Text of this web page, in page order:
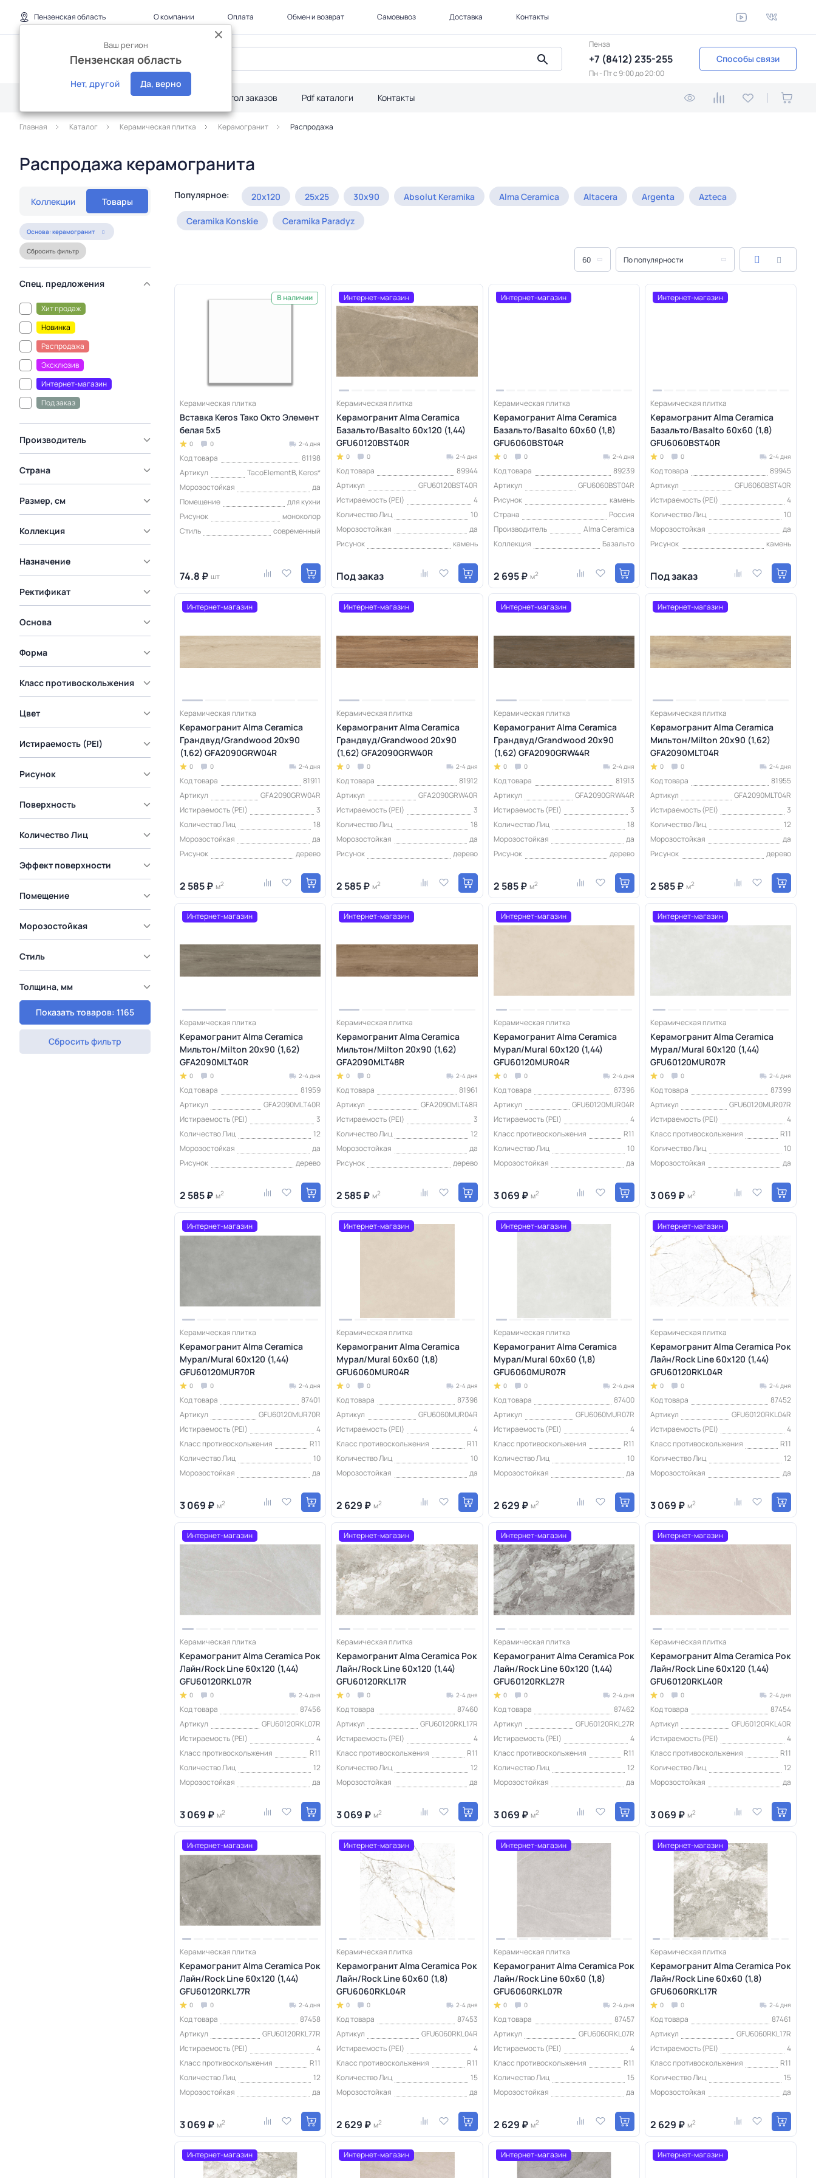
Пензенская область
Ваш регион
Пензенская область
Нет, другой Да, верно
О компании Оплата Обмен и возврат Самовывоз Доставка Контакты
Пенза
+7 (8412) 235-255
Пн - Пт c 9:00 до 20:00
Способы связи
Дилерам Акции Стол заказов Pdf каталоги Контакты
Главная Каталог Керамическая плитка Керамогранит Распродажа
Распродажа керамогранита
Коллекции Товары
Основа: керамогранит
Сбросить фильтр
Спец. предложения
Хит продаж
Новинка
Распродажа
Эксклюзив
Интернет-магазин
Под заказ
Производитель
Страна
Размер, см
Коллекция
Назначение
Ректификат
Основа
Форма
Класс противоскольжения
Цвет
Истираемость (PEI)
Рисунок
Поверхность
Количество Лиц
Эффект поверхности
Помещение
Морозостойкая
Стиль
Толщина, мм
Показать товаров: 1165
Сбросить фильтр
Популярное: 20x120 25x25 30x90 Absolut Keramika Alma Ceramica Altacera Argenta Azteca
Ceramika Konskie Ceramika Paradyz
60 По популярности
В наличии
Керамическая плитка
Вставка Keros Тако Окто Элемент
белая 5x5
0 0 2-4 дня
Код товара
81198
Артикул
TacoElementB, Keros*
Морозостойкая
да
Помещение
для кухни
Рисунок
моноколор
Стиль
современный
74.8 ₽ шт
Интернет-магазин
Керамическая плитка
Керамогранит Alma Ceramica
Базальто/Basalto 60х120 (1,44)
GFU60120BST40R
0 0 2-4 дня
Код товара
89944
Артикул
GFU60120BST40R
Истираемость (PEI)
4
Количество Лиц
10
Морозостойкая
да
Рисунок
камень
Под заказ
Интернет-магазин
Керамическая плитка
Керамогранит Alma Ceramica
Базальто/Basalto 60х60 (1,8)
GFU6060BST04R
0 0 2-4 дня
Код товара
89239
Артикул
GFU6060BST04R
Рисунок
камень
Страна
Россия
Производитель
Alma Ceramica
Коллекция
Базальто
2 695 ₽ м2
Интернет-магазин
Керамическая плитка
Керамогранит Alma Ceramica
Базальто/Basalto 60х60 (1,8)
GFU6060BST40R
0 0 2-4 дня
Код товара
89945
Артикул
GFU6060BST40R
Истираемость (PEI)
4
Количество Лиц
10
Морозостойкая
да
Рисунок
камень
Под заказ
Интернет-магазин
Керамическая плитка
Керамогранит Alma Ceramica
Грандвуд/Grandwood 20х90
(1,62) GFA2090GRW04R
0 0 2-4 дня
Код товара
81911
Артикул
GFA2090GRW04R
Истираемость (PEI)
3
Количество Лиц
18
Морозостойкая
да
Рисунок
дерево
2 585 ₽ м2
Интернет-магазин
Керамическая плитка
Керамогранит Alma Ceramica
Грандвуд/Grandwood 20х90
(1,62) GFA2090GRW40R
0 0 2-4 дня
Код товара
81912
Артикул
GFA2090GRW40R
Истираемость (PEI)
3
Количество Лиц
18
Морозостойкая
да
Рисунок
дерево
2 585 ₽ м2
Интернет-магазин
Керамическая плитка
Керамогранит Alma Ceramica
Грандвуд/Grandwood 20х90
(1,62) GFA2090GRW44R
0 0 2-4 дня
Код товара
81913
Артикул
GFA2090GRW44R
Истираемость (PEI)
3
Количество Лиц
18
Морозостойкая
да
Рисунок
дерево
2 585 ₽ м2
Интернет-магазин
Керамическая плитка
Керамогранит Alma Ceramica
Мильтон/Milton 20х90 (1,62)
GFA2090MLT04R
0 0 2-4 дня
Код товара
81955
Артикул
GFA2090MLT04R
Истираемость (PEI)
3
Количество Лиц
12
Морозостойкая
да
Рисунок
дерево
2 585 ₽ м2
Интернет-магазин
Керамическая плитка
Керамогранит Alma Ceramica
Мильтон/Milton 20х90 (1,62)
GFA2090MLT40R
0 0 2-4 дня
Код товара
81959
Артикул
GFA2090MLT40R
Истираемость (PEI)
3
Количество Лиц
12
Морозостойкая
да
Рисунок
дерево
2 585 ₽ м2
Интернет-магазин
Керамическая плитка
Керамогранит Alma Ceramica
Мильтон/Milton 20х90 (1,62)
GFA2090MLT48R
0 0 2-4 дня
Код товара
81961
Артикул
GFA2090MLT48R
Истираемость (PEI)
3
Количество Лиц
12
Морозостойкая
да
Рисунок
дерево
2 585 ₽ м2
Интернет-магазин
Керамическая плитка
Керамогранит Alma Ceramica
Мурал/Mural 60х120 (1,44)
GFU60120MUR04R
0 0 2-4 дня
Код товара
87396
Артикул
GFU60120MUR04R
Истираемость (PEI)
4
Класс противоскольжения
R11
Количество Лиц
10
Морозостойкая
да
3 069 ₽ м2
Интернет-магазин
Керамическая плитка
Керамогранит Alma Ceramica
Мурал/Mural 60х120 (1,44)
GFU60120MUR07R
0 0 2-4 дня
Код товара
87399
Артикул
GFU60120MUR07R
Истираемость (PEI)
4
Класс противоскольжения
R11
Количество Лиц
10
Морозостойкая
да
3 069 ₽ м2
Интернет-магазин
Керамическая плитка
Керамогранит Alma Ceramica
Мурал/Mural 60х120 (1,44)
GFU60120MUR70R
0 0 2-4 дня
Код товара
87401
Артикул
GFU60120MUR70R
Истираемость (PEI)
4
Класс противоскольжения
R11
Количество Лиц
10
Морозостойкая
да
3 069 ₽ м2
Интернет-магазин
Керамическая плитка
Керамогранит Alma Ceramica
Мурал/Mural 60х60 (1,8)
GFU6060MUR04R
0 0 2-4 дня
Код товара
87398
Артикул
GFU6060MUR04R
Истираемость (PEI)
4
Класс противоскольжения
R11
Количество Лиц
10
Морозостойкая
да
2 629 ₽ м2
Интернет-магазин
Керамическая плитка
Керамогранит Alma Ceramica
Мурал/Mural 60х60 (1,8)
GFU6060MUR07R
0 0 2-4 дня
Код товара
87400
Артикул
GFU6060MUR07R
Истираемость (PEI)
4
Класс противоскольжения
R11
Количество Лиц
10
Морозостойкая
да
2 629 ₽ м2
Интернет-магазин
Керамическая плитка
Керамогранит Alma Ceramica Рок
Лайн/Rock Line 60х120 (1,44)
GFU60120RKL04R
0 0 2-4 дня
Код товара
87452
Артикул
GFU60120RKL04R
Истираемость (PEI)
4
Класс противоскольжения
R11
Количество Лиц
12
Морозостойкая
да
3 069 ₽ м2
Интернет-магазин
Керамическая плитка
Керамогранит Alma Ceramica Рок
Лайн/Rock Line 60х120 (1,44)
GFU60120RKL07R
0 0 2-4 дня
Код товара
87456
Артикул
GFU60120RKL07R
Истираемость (PEI)
4
Класс противоскольжения
R11
Количество Лиц
12
Морозостойкая
да
3 069 ₽ м2
Интернет-магазин
Керамическая плитка
Керамогранит Alma Ceramica Рок
Лайн/Rock Line 60х120 (1,44)
GFU60120RKL17R
0 0 2-4 дня
Код товара
87460
Артикул
GFU60120RKL17R
Истираемость (PEI)
4
Класс противоскольжения
R11
Количество Лиц
12
Морозостойкая
да
3 069 ₽ м2
Интернет-магазин
Керамическая плитка
Керамогранит Alma Ceramica Рок
Лайн/Rock Line 60х120 (1,44)
GFU60120RKL27R
0 0 2-4 дня
Код товара
87462
Артикул
GFU60120RKL27R
Истираемость (PEI)
4
Класс противоскольжения
R11
Количество Лиц
12
Морозостойкая
да
3 069 ₽ м2
Интернет-магазин
Керамическая плитка
Керамогранит Alma Ceramica Рок
Лайн/Rock Line 60х120 (1,44)
GFU60120RKL40R
0 0 2-4 дня
Код товара
87454
Артикул
GFU60120RKL40R
Истираемость (PEI)
4
Класс противоскольжения
R11
Количество Лиц
12
Морозостойкая
да
3 069 ₽ м2
Интернет-магазин
Керамическая плитка
Керамогранит Alma Ceramica Рок
Лайн/Rock Line 60х120 (1,44)
GFU60120RKL77R
0 0 2-4 дня
Код товара
87458
Артикул
GFU60120RKL77R
Истираемость (PEI)
4
Класс противоскольжения
R11
Количество Лиц
12
Морозостойкая
да
3 069 ₽ м2
Интернет-магазин
Керамическая плитка
Керамогранит Alma Ceramica Рок
Лайн/Rock Line 60х60 (1,8)
GFU6060RKL04R
0 0 2-4 дня
Код товара
87453
Артикул
GFU6060RKL04R
Истираемость (PEI)
4
Класс противоскольжения
R11
Количество Лиц
15
Морозостойкая
да
2 629 ₽ м2
Интернет-магазин
Керамическая плитка
Керамогранит Alma Ceramica Рок
Лайн/Rock Line 60х60 (1,8)
GFU6060RKL07R
0 0 2-4 дня
Код товара
87457
Артикул
GFU6060RKL07R
Истираемость (PEI)
4
Класс противоскольжения
R11
Количество Лиц
15
Морозостойкая
да
2 629 ₽ м2
Интернет-магазин
Керамическая плитка
Керамогранит Alma Ceramica Рок
Лайн/Rock Line 60х60 (1,8)
GFU6060RKL17R
0 0 2-4 дня
Код товара
87461
Артикул
GFU6060RKL17R
Истираемость (PEI)
4
Класс противоскольжения
R11
Количество Лиц
15
Морозостойкая
да
2 629 ₽ м2
Интернет-магазин Интернет-магазин Интернет-магазин Интернет-магазин